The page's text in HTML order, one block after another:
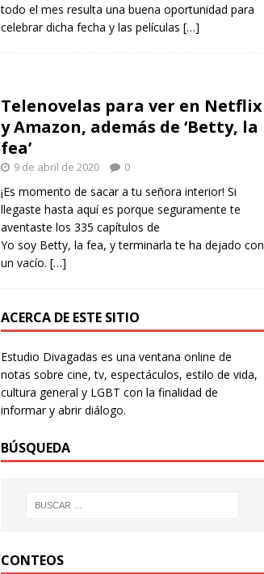
todo el mes resulta una buena oportunidad para
celebrar dicha fecha y las películas […]
Telenovelas para ver en Netflix
y Amazon, además de ‘Betty, la
fea’
9 de abril de 2020 0
¡Es momento de sacar a tu señora interior! Si
llegaste hasta aquí es porque seguramente te
aventaste los 335 capítulos de
Yo soy Betty, la fea, y terminarla te ha dejado con
un vacío. […]
ACERCA DE ESTE SITIO
Estudio Divagadas es una ventana online de
notas sobre cine, tv, espectáculos, estilo de vida,
cultura general y LGBT con la finalidad de
informar y abrir diálogo.
BÚSQUEDA
CONTEOS